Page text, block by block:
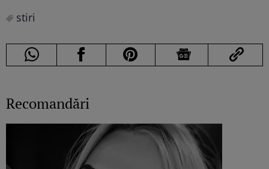
stiri
Recomandări